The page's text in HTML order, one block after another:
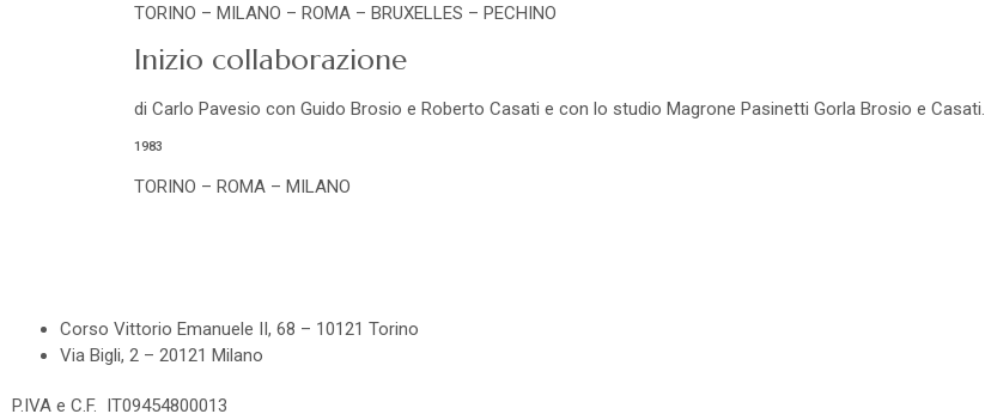
TORINO – MILANO – ROMA – BRUXELLES – PECHINO
Inizio collaborazione
di Carlo Pavesio con Guido Brosio e Roberto Casati e con lo studio Magrone Pasinetti Gorla Brosio e Casati.
1983
TORINO – ROMA – MILANO
Corso Vittorio Emanuele II, 68 – 10121 Torino
Via Bigli, 2 – 20121 Milano
P.IVA e C.F. IT09454800013